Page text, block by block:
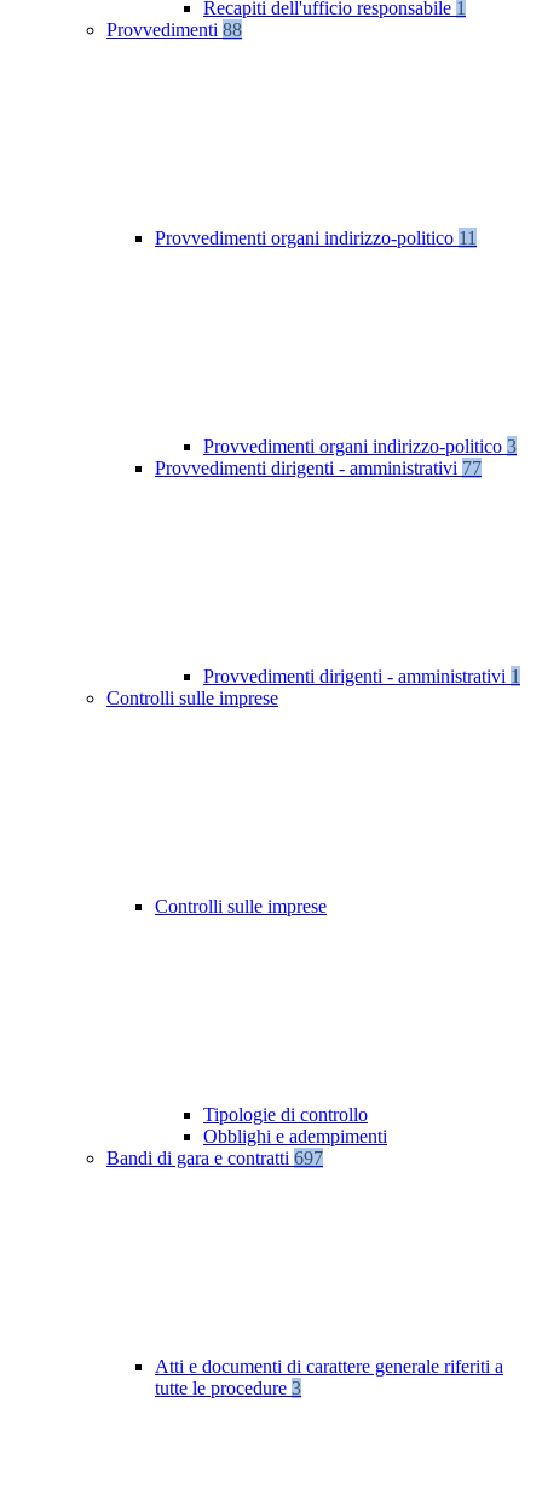
Recapiti dell'ufficio responsabile 1
Provvedimenti 88
Provvedimenti organi indirizzo-politico 11
Provvedimenti organi indirizzo-politico 3
Provvedimenti dirigenti - amministrativi 77
Provvedimenti dirigenti - amministrativi 1
Controlli sulle imprese
Controlli sulle imprese
Tipologie di controllo
Obblighi e adempimenti
Bandi di gara e contratti 697
Atti e documenti di carattere generale riferiti a
tutte le procedure 3